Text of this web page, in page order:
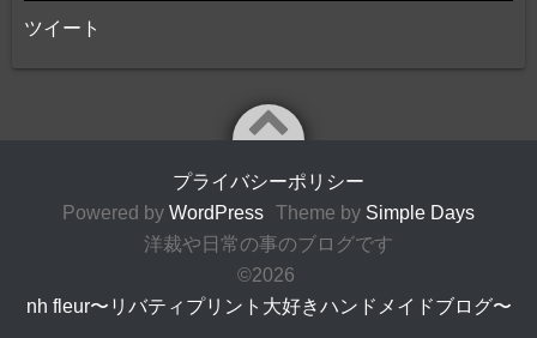
ツイート
プライバシーポリシー
Powered by WordPress Theme by Simple Days
洋裁や日常の事のブログです
©2026
nh fleur〜リバティプリント大好きハンドメイドブログ〜